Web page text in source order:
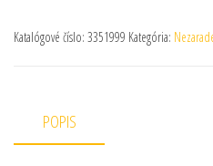
Katalógové číslo: 3351999 Kategória:
POPIS